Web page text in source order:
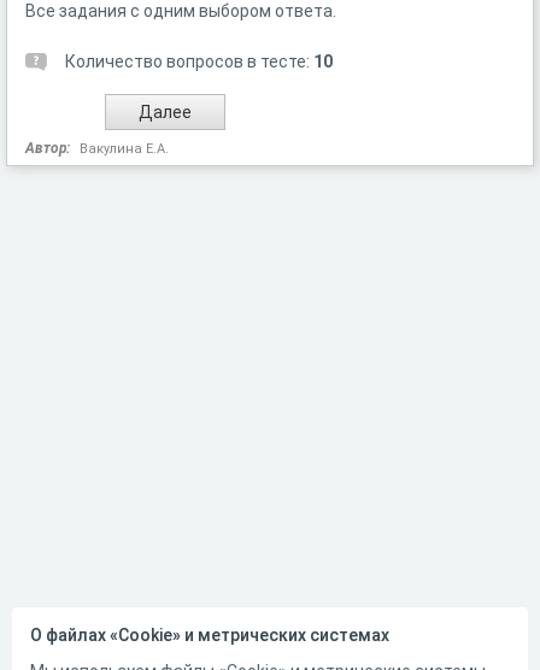
Все задания с одним выбором ответа.
Количество вопросов в тесте: 10
Автор: Вакулина Е.А.
О файлах «Cookie» и метрических системах